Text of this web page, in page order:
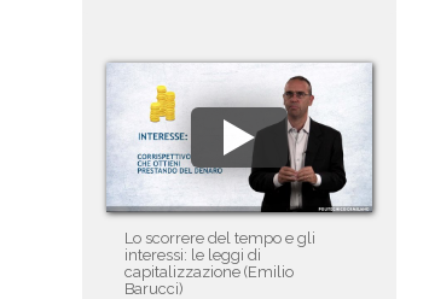
Lo scorrere del tempo e gli
interessi: le leggi di
capitalizzazione (Emilio
Barucci)